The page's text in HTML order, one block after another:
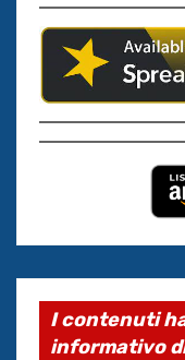
I contenuti
informativo